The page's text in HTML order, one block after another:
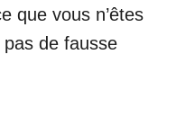
que vous n’êtes
de fausse